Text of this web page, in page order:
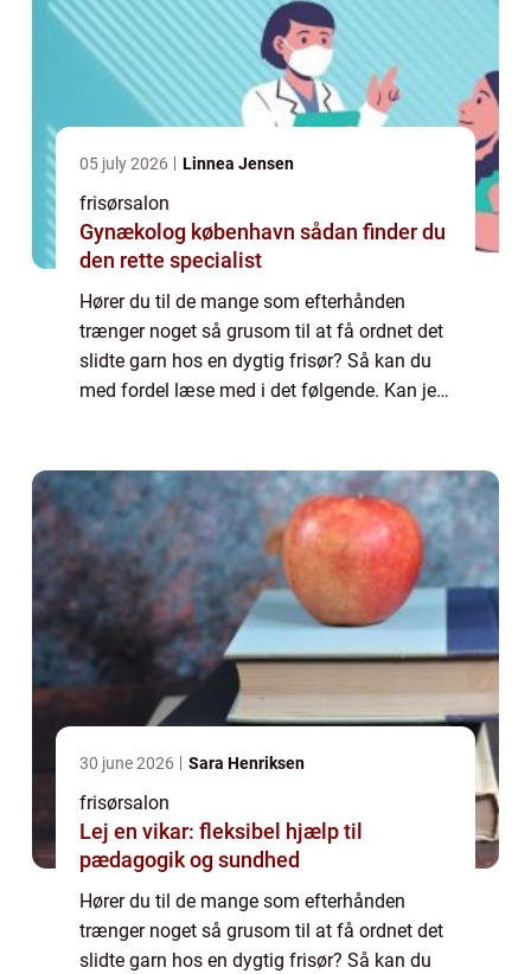
05 july 2026 Linnea Jensen
frisørsalon
Gynækolog københavn sådan finder du
den rette specialist
Hører du til de mange som efterhånden
trænger noget så grusom til at få ordnet det
slidte garn hos en dygtig frisør? Så kan du
med fordel læse med i det følgende. Kan jeg
30 june 2026 Sara Henriksen
frisørsalon
Lej en vikar: fleksibel hjælp til
pædagogik og sundhed
Hører du til de mange som efterhånden
trænger noget så grusom til at få ordnet det
slidte garn hos en dygtig frisør? Så kan du